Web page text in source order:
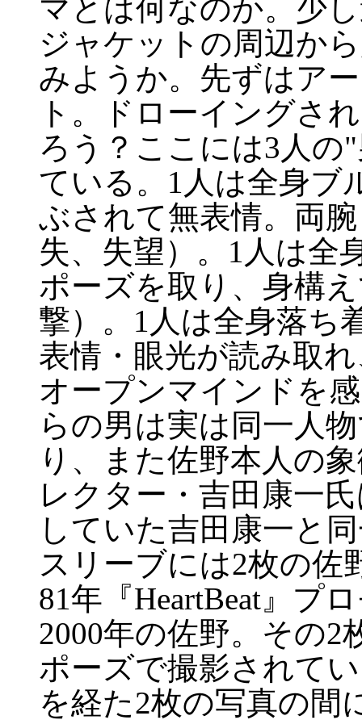
マとは何なのか。少
ジャケットの周辺か
みようか。先ずはア
ト。ドローイングさ
ろう？ここには3人の
ている。1人は全身ブ
ぶされて無表情。両
失、失望）。1人は全
ポーズを取り、身構
撃）。1人は全身落ち
表情・眼光が読み取
オープンマインドを
らの男は実は同一人
り、また佐野本人の
レクター・吉田康一
していた吉田康一と
スリーブには2枚の佐
81年『HeartBeat』プ
2000年の佐野。その2
ポーズで撮影されて
を経た2枚の写真の間